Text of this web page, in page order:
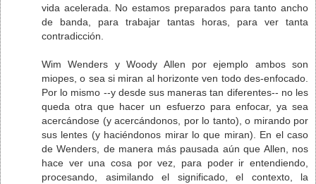
vida acelerada. No estamos preparados para tanto ancho
de banda, para trabajar tantas horas, para ver tanta
contradicción.
Wim Wenders y Woody Allen por ejemplo ambos son
miopes, o sea si miran al horizonte ven todo des-enfocado.
Por lo mismo --y desde sus maneras tan diferentes-- no les
queda otra que hacer un esfuerzo para enfocar, ya sea
acercándose (y acercándonos, por lo tanto), o mirando por
sus lentes (y haciéndonos mirar lo que miran). En el caso
de Wenders, de manera más pausada aún que Allen, nos
hace ver una cosa por vez, para poder ir entendiendo,
procesando, asimilando el significado, el contexto, la